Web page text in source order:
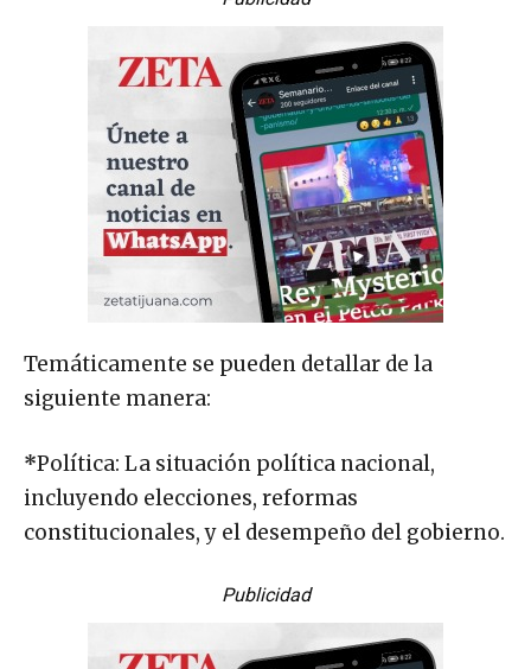
Temáticamente se pueden detallar de la
siguiente manera:
*Política: La situación política nacional,
incluyendo elecciones, reformas
constitucionales, y el desempeño del gobierno.
Publicidad